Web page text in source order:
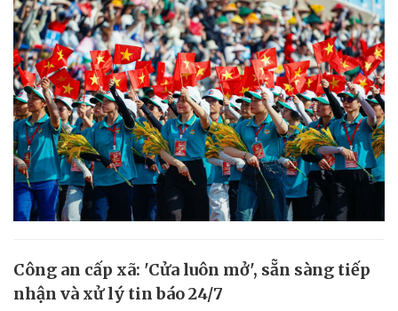
Công an cấp xã: 'Cửa luôn mở', sẵn sàng tiếp
nhận và xử lý tin báo 24/7